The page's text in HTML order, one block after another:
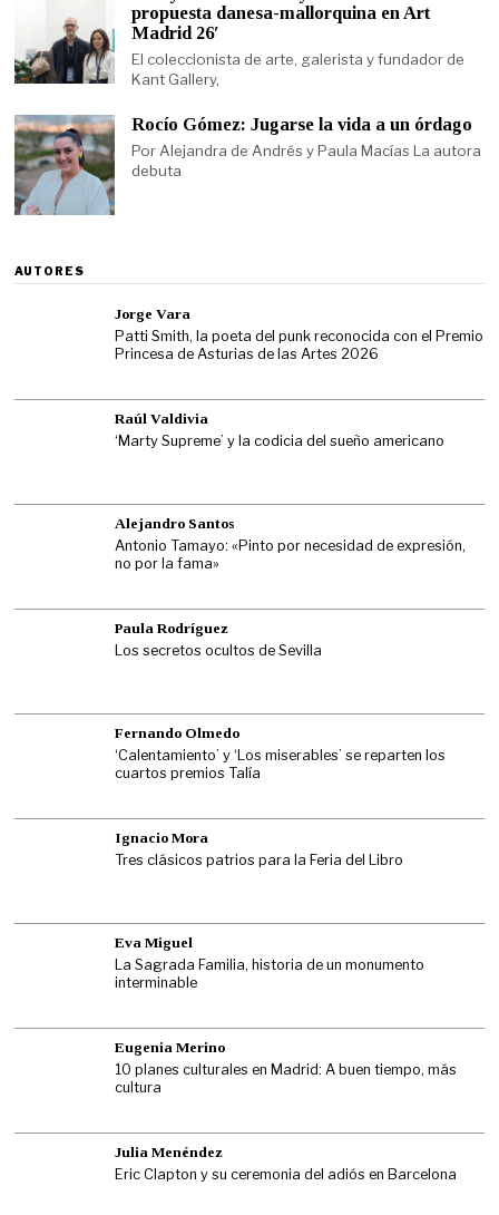
propuesta danesa-mallorquina en Art
Madrid 26′
El coleccionista de arte, galerista y fundador de
Kant Gallery,
Rocío Gómez: Jugarse la vida a un órdago
Por Alejandra de Andrés y Paula Macías La autora
debuta
AUTORES
Jorge Vara
Patti Smith, la poeta del punk reconocida con el Premio
Princesa de Asturias de las Artes 2026
Raúl Valdivia
‘Marty Supreme’ y la codicia del sueño americano
Alejandro Santos
Antonio Tamayo: «Pinto por necesidad de expresión,
no por la fama»
Paula Rodríguez
Los secretos ocultos de Sevilla
Fernando Olmedo
‘Calentamiento’ y ‘Los miserables’ se reparten los
cuartos premios Talía
Ignacio Mora
Tres clásicos patrios para la Feria del Libro
Eva Miguel
La Sagrada Familia, historia de un monumento
interminable
Eugenia Merino
10 planes culturales en Madrid: A buen tiempo, más
cultura
Julia Menéndez
Eric Clapton y su ceremonia del adiós en Barcelona